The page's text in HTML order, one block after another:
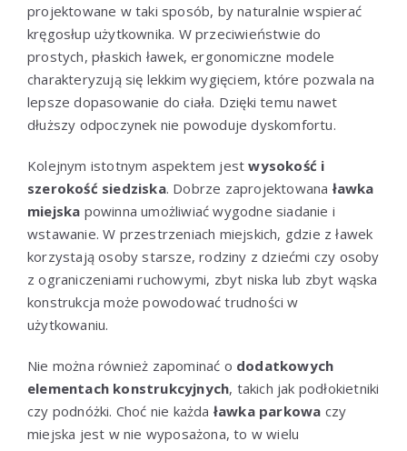
projektowane w taki sposób, by naturalnie wspierać
kręgosłup użytkownika. W przeciwieństwie do
prostych, płaskich ławek, ergonomiczne modele
charakteryzują się lekkim wygięciem, które pozwala na
lepsze dopasowanie do ciała. Dzięki temu nawet
dłuższy odpoczynek nie powoduje dyskomfortu.
Kolejnym istotnym aspektem jestwysokość i
szerokość siedziska. Dobrze zaprojektowana ławka
miejska powinna umożliwiać wygodne siadanie i
wstawanie. W przestrzeniach miejskich, gdzie z ławek
korzystają osoby starsze, rodziny z dziećmi czy osoby
z ograniczeniami ruchowymi, zbyt niska lub zbyt wąska
konstrukcja może powodować trudności w
użytkowaniu.
Nie można również zapominać o dodatkowych
elementach konstrukcyjnych, takich jak podłokietniki
czy podnóżki. Choć nie każda ławka parkowa czy
miejska jest w nie wyposażona, to w wielu